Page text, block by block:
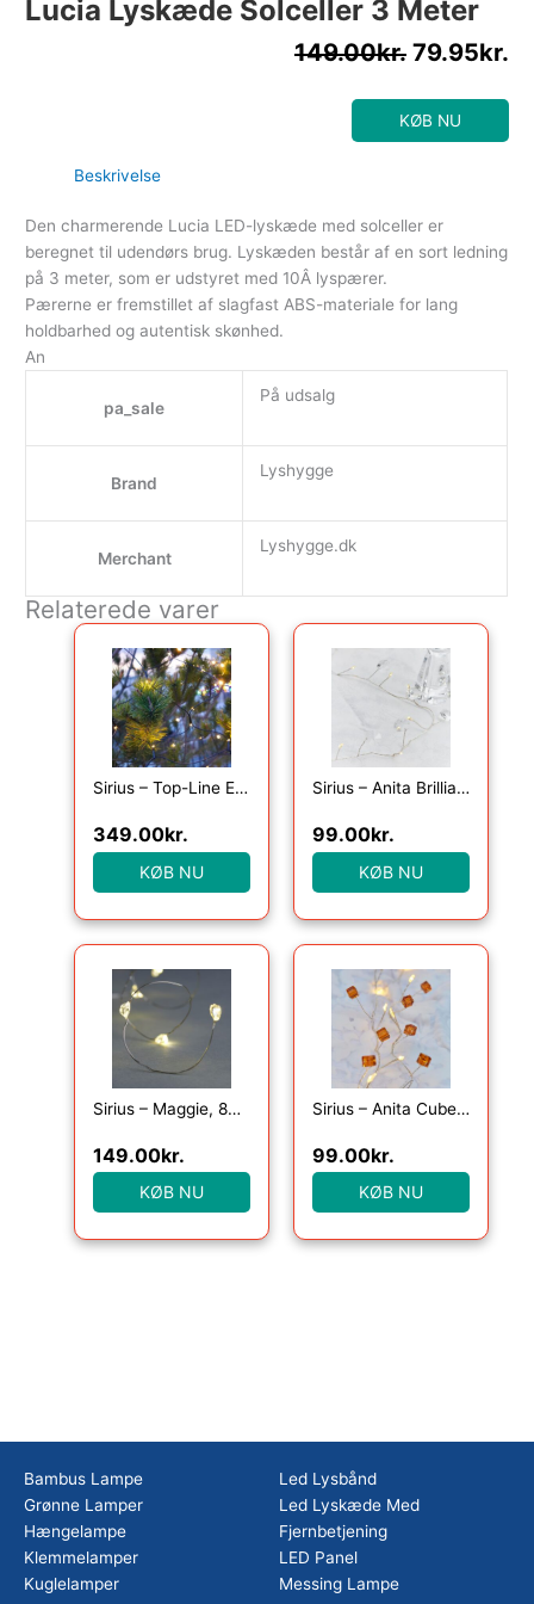
Lucia Lyskæde Solceller 3 Meter
149.00kr. 79.95kr.
KØB NU
Beskrivelse
Den charmerende Lucia LED-lyskæde med solceller er
beregnet til udendørs brug. Lyskæden består af en sort ledning
på 3 meter, som er udstyret med 10Â lyspærer.
Pærerne er fremstillet af slagfast ABS-materiale for lang
holdbarhed og autentisk skønhed.
An
pa_sale
På udsalg
Brand
Lyshygge
Merchant
Lyshygge.dk
Relaterede varer
Sirius – Top-Line Energy Net Startsæt 100L
349.00kr.
KØB NU
Sirius – Anita Brilliant, 20LED, Klar, 1,05+25cm
99.00kr.
KØB NU
Sirius – Maggie, 80 lys, Klar/Sølv
149.00kr.
KØB NU
Sirius – Anita Cube, 20LED, Amber, 1,05+25cm
99.00kr.
KØB NU
Bambus Lampe
Grønne Lamper
Hængelampe
Klemmelamper
Kuglelamper
Led Lysbånd
Led Lyskæde Med
Fjernbetjening
LED Panel
Messing Lampe